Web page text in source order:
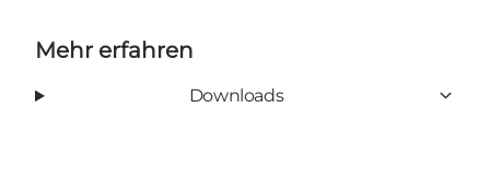
Mehr erfahren
Downloads